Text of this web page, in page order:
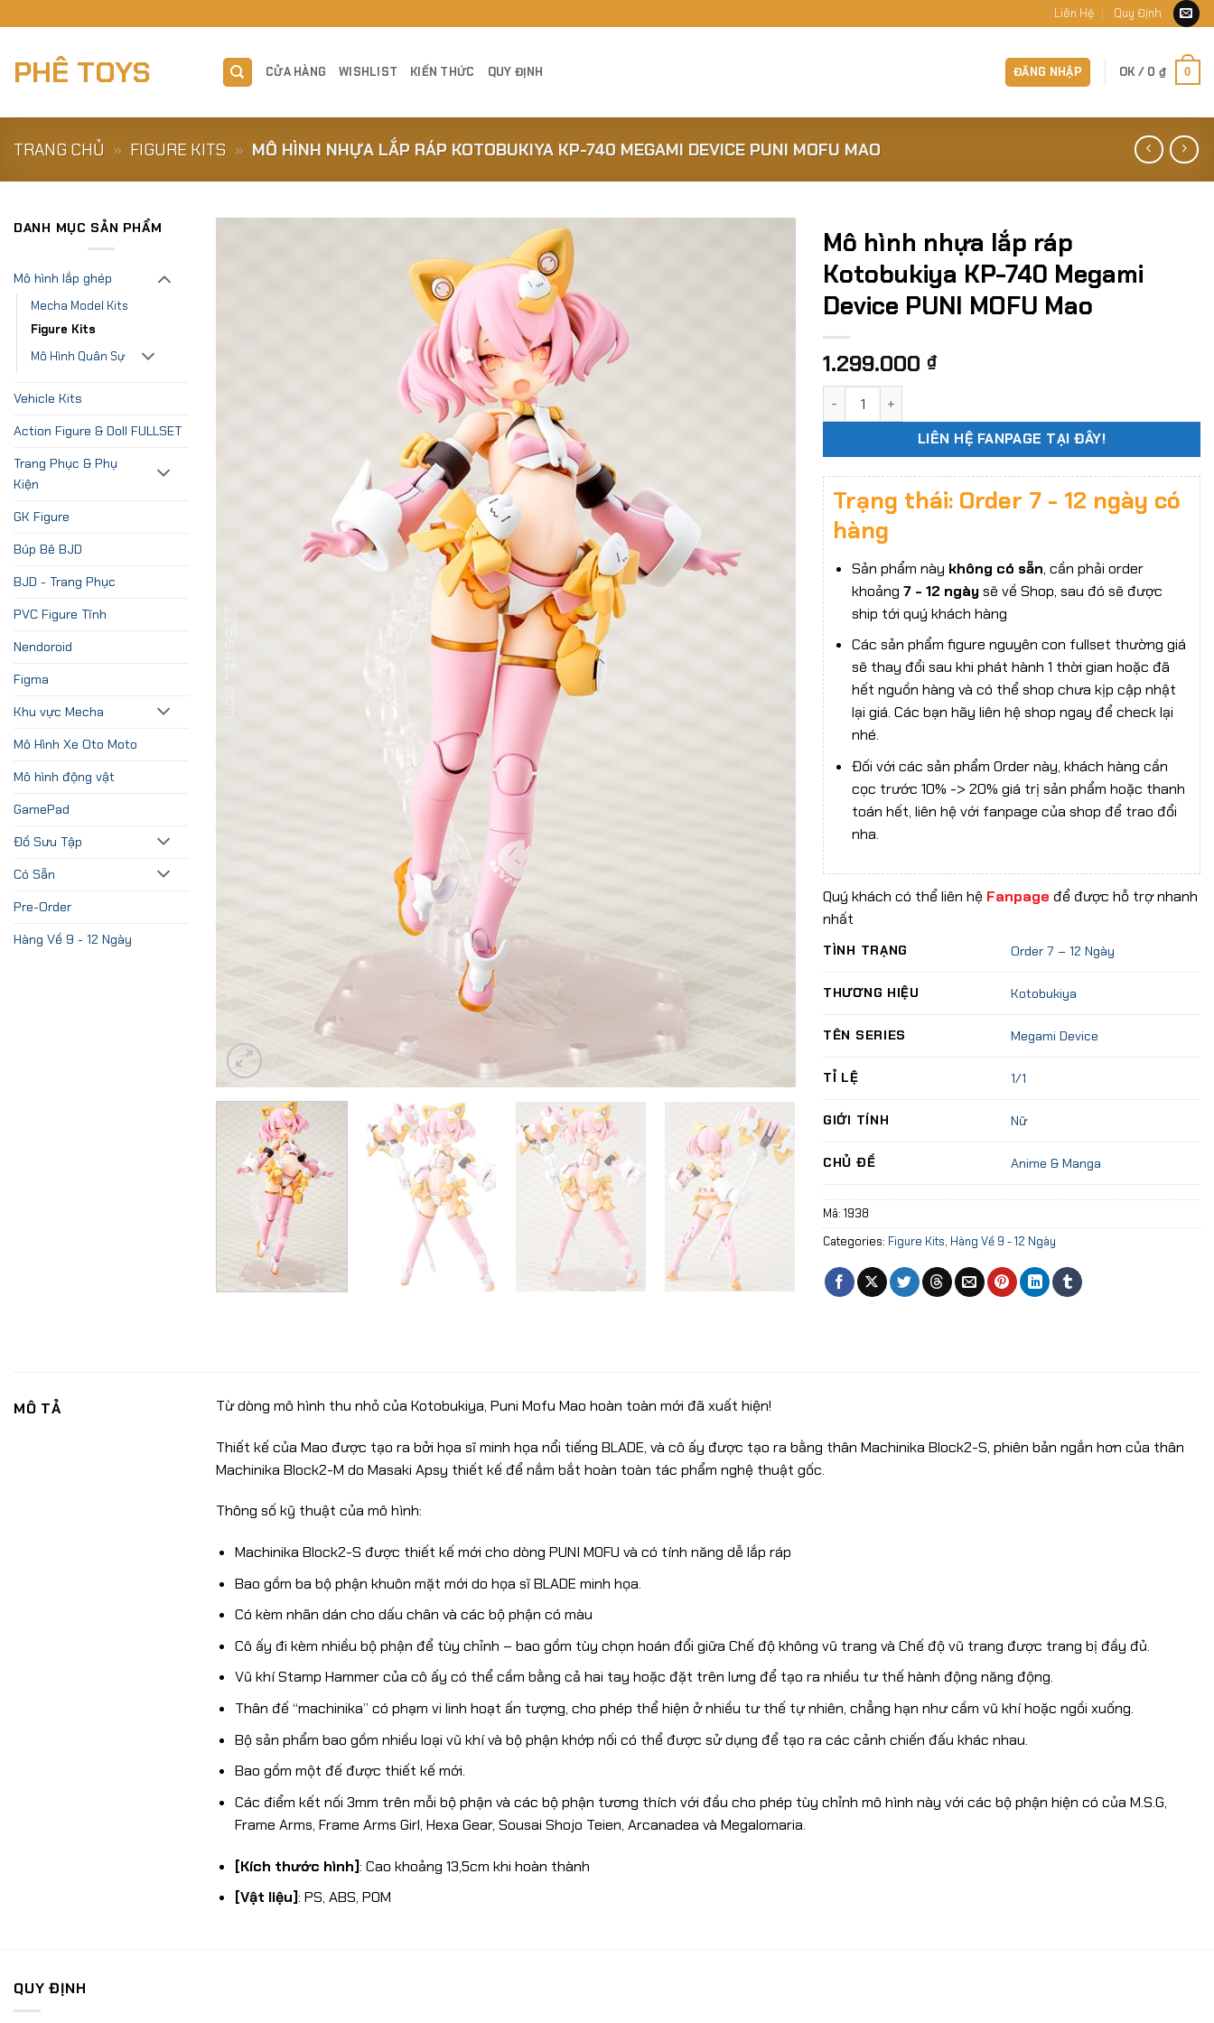
to
Liên Hệ Quy Định
PHÊ TOYS CỬA HÀNG WISHLIST KIẾN THỨC QUY ĐỊNH ĐĂNG NHẬP OK / 0 ₫ 0
TRANG CHỦ » FIGURE KITS » MÔ HÌNH NHỰA LẮP RÁP KOTOBUKIYA KP-740 MEGAMI DEVICE PUNI MOFU MAO
DANH MỤC SẢN PHẨM
Mô hình lắp ghép
Mecha Model Kits
Figure Kits
Mô Hình Quân Sự
Vehicle Kits
Action Figure & Doll FULLSET
Trang Phục & Phụ
Kiện
GK Figure
Búp Bê BJD
BJD - Trang Phục
PVC Figure Tĩnh
Nendoroid
Figma
Khu vực Mecha
Mô Hình Xe Oto Moto
Mô hình động vật
GamePad
Đồ Sưu Tập
Có Sẵn
Pre-Order
Hàng Về 9 - 12 Ngày
Mô hình nhựa lắp ráp
Kotobukiya KP-740 Megami
Device PUNI MOFU Mao
1.299.000 ₫
LIÊN HỆ FANPAGE TẠI ĐÂY!
Trạng thái: Order 7 - 12 ngày có
hàng
Sản phẩm này không có sẵn, cần phải order
khoảng 7 - 12 ngàysẽ về Shop, sau đó sẽ được
ship tới quý khách hàng
Các sản phẩm figure nguyên con fullset thường giá
sẽ thay đổi sau khi phát hành 1 thời gian hoặc đã
hết nguồn hàng và có thể shop chưa kịp cập nhật
lại giá. Các bạn hãy liên hệ shop ngay để check lại
nhé.
Đối với các sản phẩm Order này, khách hàng cần
cọc trước 10% -> 20% giá trị sản phẩm hoặc thanh
toán hết, liên hệ với fanpage của shop để trao đổi
nha.
Quý khách có thể liên hệ Fanpage để được hỗ trợ nhanh
nhất
TÌNH TRẠNG Order 7 – 12 Ngày
THƯƠNG HIỆU Kotobukiya
TÊN SERIES Megami Device
TỈ LỆ 1/1
GIỚI TÍNH Nữ
CHỦ ĐỀ Anime & Manga
Mã: 1938
Categories: Figure Kits, Hàng Về 9 - 12 Ngày
MÔ TẢ Từ dòng mô hình thu nhỏ của Kotobukiya, Puni Mofu Mao hoàn toàn mới đã xuất hiện!
Thiết kế của Mao được tạo ra bởi họa sĩ minh họa nổi tiếng BLADE, và cô ấy được tạo ra bằng thân Machinika Block2-S, phiên bản ngắn hơn của thân
Machinika Block2-M do Masaki Apsy thiết kế để nắm bắt hoàn toàn tác phẩm nghệ thuật gốc.
Thông số kỹ thuật của mô hình:
Machinika Block2-S được thiết kế mới cho dòng PUNI MOFU và có tính năng dễ lắp ráp
Bao gồm ba bộ phận khuôn mặt mới do họa sĩ BLADE minh họa.
Có kèm nhãn dán cho dấu chân và các bộ phận có màu
Cô ấy đi kèm nhiều bộ phận để tùy chỉnh – bao gồm tùy chọn hoán đổi giữa Chế độ không vũ trang và Chế độ vũ trang được trang bị đầy đủ.
Vũ khí Stamp Hammer của cô ấy có thể cầm bằng cả hai tay hoặc đặt trên lưng để tạo ra nhiều tư thế hành động năng động.
Thân đế “machinika” có phạm vi linh hoạt ấn tượng, cho phép thể hiện ở nhiều tư thế tự nhiên, chẳng hạn như cầm vũ khí hoặc ngồi xuống.
Bộ sản phẩm bao gồm nhiều loại vũ khí và bộ phận khớp nối có thể được sử dụng để tạo ra các cảnh chiến đấu khác nhau.
Bao gồm một đế được thiết kế mới.
Các điểm kết nối 3mm trên mỗi bộ phận và các bộ phận tương thích với đầu cho phép tùy chỉnh mô hình này với các bộ phận hiện có của M.S.G,
Frame Arms, Frame Arms Girl, Hexa Gear, Sousai Shojo Teien, Arcanadea và Megalomaria.
[Kích thước hình]: Cao khoảng 13,5cm khi hoàn thành
[Vật liệu]: PS, ABS, POM
QUY ĐỊNH